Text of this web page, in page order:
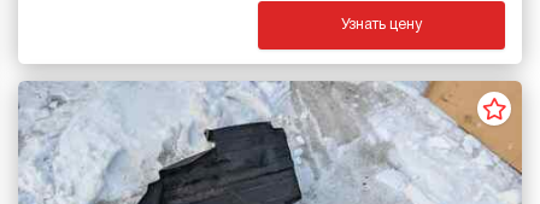
Узнать цену